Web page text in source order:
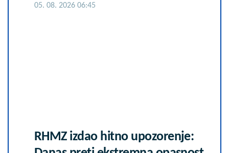
05. 08. 2026 06:45
RHMZ izdao hitno upozorenje: